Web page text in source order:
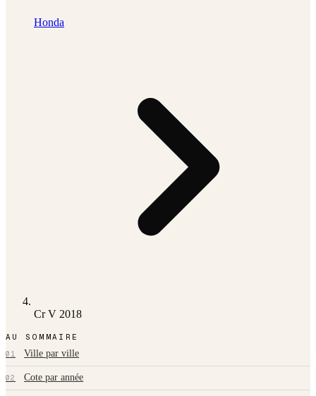
Honda
Cr V 2018
AU SOMMAIRE
01 Ville par ville
02 Cote par année